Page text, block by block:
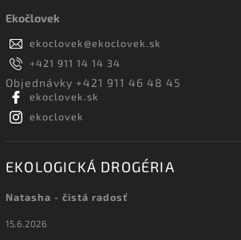
Ekočlovek
ekoclovek@ekoclovek.sk
+421 911 14 14 34
Objednávky +421 911 46 48 45
ekoclovek.sk
ekoclovek
EKOLOGICKÁ DROGÉRIA
Natasha - čistá radosť
15.6.2026